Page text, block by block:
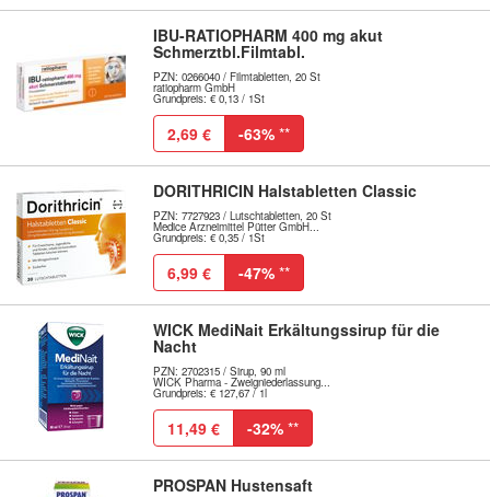
IBU-RATIOPHARM 400 mg akut
Schmerztbl.Filmtabl.
PZN: 0266040 / Filmtabletten, 20 St
ratiopharm GmbH
Grundpreis: € 0,13 / 1St
2,69 € -63% **
DORITHRICIN Halstabletten Classic
PZN: 7727923 / Lutschtabletten, 20 St
Medice Arzneimittel Pütter GmbH...
Grundpreis: € 0,35 / 1St
6,99 € -47% **
WICK MediNait Erkältungssirup für die
Nacht
PZN: 2702315 / Sirup, 90 ml
WICK Pharma - Zweigniederlassung...
Grundpreis: € 127,67 / 1l
11,49 € -32% **
PROSPAN Hustensaft